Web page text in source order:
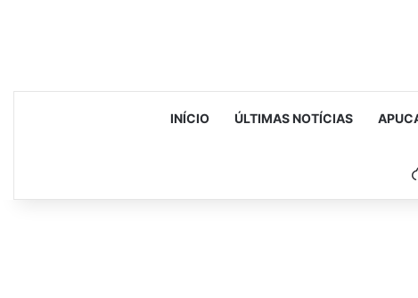
INÍCIO ÚLTIMAS NOTÍCIAS